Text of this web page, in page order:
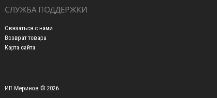
СЛУЖБА ПОДДЕРЖКИ
Связаться с нами
Возврат товара
Карта сайта
ИП Меринов © 2026